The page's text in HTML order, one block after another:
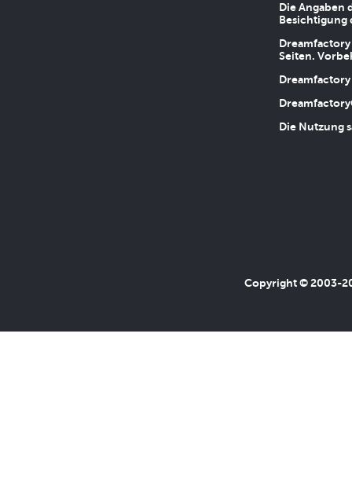
Die
Besichtigung
Seiten.
Die Nutzung
Copyright © 2003-